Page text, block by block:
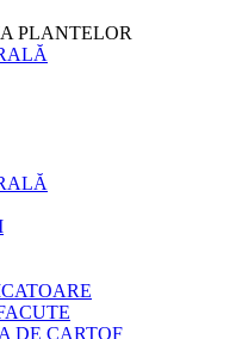
PLANTELOR
DE CARTOF